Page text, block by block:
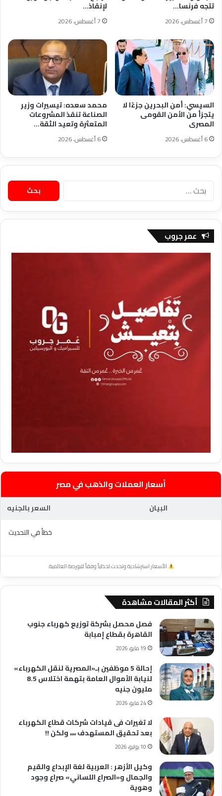
تتجه فرنسا…
7 أغسطس، 2026
لإنقاذ…
7 أغسطس، 2026
السيسي: أمن البحرين جزءًا لا
يتجزأ من الأمن القومى
المصرى
6 أغسطس، 2026
محمد سعده: تيسيرات وزير
الصناعة تنقذ المشروعات
المتعثرة وتعيد الثقة…
6 أغسطس، 2026
البحث
عن:
عمر جروب
أسعار العملات والذهب في مصر
البيان
السعر بالجنيه
خطأ في التحديث
الأسعار استرشادية وتحدث لحظياً وفقاً للبورصة العالمية.
أكثر المقالات مشاهدة
فصل محصل بشركة توزيع كهرباء جنوب
القاهرة بقطاع إمبابة
19 مايو، 2026
إحالة 5 موظفين بـ«المصرية لنقل الكهرباء»
لنيابة الأموال العامة بتهمة اختلاس 8.5
مليون جنيه
24 مايو، 2026
لا تغيرات فى قيادات شركات قطاع الكهرباء
بعد تحقيق المستهدف ،،،، ولكن !!
10 يوليو، 2026
وكيل الأزهر : العربية لغة الإبداع والقيم
والجمال و«الصراع اللساني» صراع وجود
وهوية